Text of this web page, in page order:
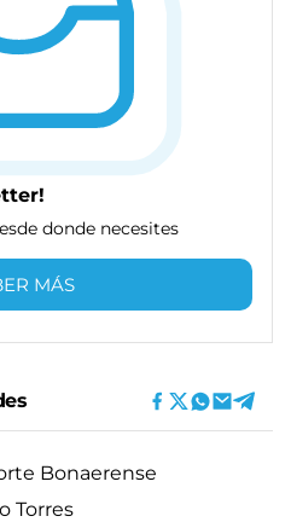
donde necesites
MÁS
Bonaerense
Torres